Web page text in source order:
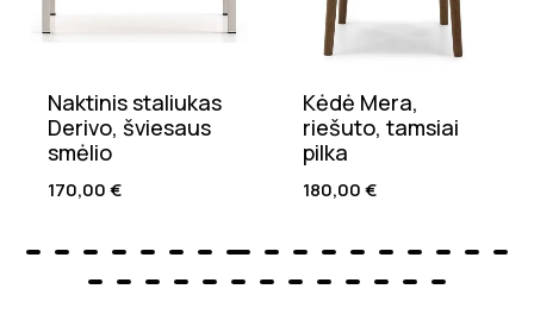
Naktinis staliukas
Derivo, šviesaus
smėlio
170,00€
Kėdė Mera,
riešuto, tamsiai
pilka
180,00€